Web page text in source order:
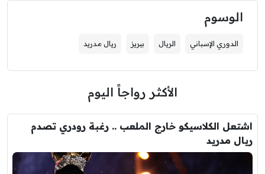
الوسوم
الدوري الإسباني الريال بيريز ريال مدريد
الأكثر رواجاً اليوم
اشتعل الكلاسيكو خارج الملعب .. رغبة رودري تصدم
ريال مدريد